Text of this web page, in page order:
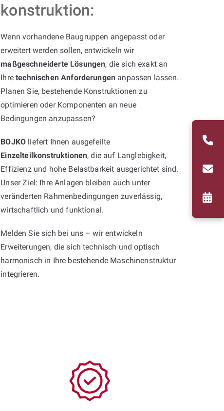
konstruktion:
Wenn vorhandene Baugruppen angepasst oder
erweitert werden sollen, entwickeln wir
maßgeschneiderte Lösungen, die sich exakt an
Ihretechnischen Anforderungen anpassen lassen.
Planen Sie, bestehende Konstruktionen zu
optimieren oder Komponenten an neue
Bedingungen anzupassen?
BOJKO liefert Ihnen ausgefeilte
Einzelteilkonstruktionen, die auf Langlebigkeit,
Effizienz und hohe Belastbarkeit ausgerichtet sind.
Unser Ziel: Ihre Anlagen bleiben auch unter
veränderten Rahmenbedingungen zuverlässig,
wirtschaftlich und funktional.
Melden Sie sich bei uns – wir entwickeln
Erweiterungen, die sich technisch und optisch
harmonisch in Ihre bestehende Maschinenstruktur
integrieren.